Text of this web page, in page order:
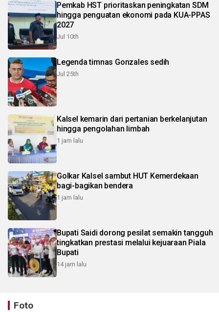
Pemkab HST prioritaskan peningkatan SDM
hingga penguatan ekonomi pada KUA-PPAS
2027
Jul 10th
Legenda timnas Gonzales sedih
Jul 25th
Kalsel kemarin dari pertanian berkelanjutan
hingga pengolahan limbah
1 jam lalu
Golkar Kalsel sambut HUT Kemerdekaan
bagi-bagikan bendera
1 jam lalu
Bupati Saidi dorong pesilat semakin tangguh
tingkatkan prestasi melalui kejuaraan Piala
Bupati
14 jam lalu
Foto